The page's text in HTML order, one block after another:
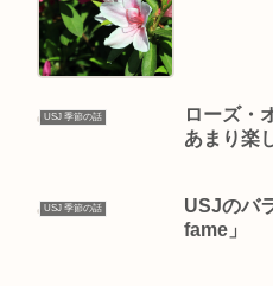
USJ 季節の話
ローズ・
あまり楽
USJ 季節の話
USJのバ
fame」